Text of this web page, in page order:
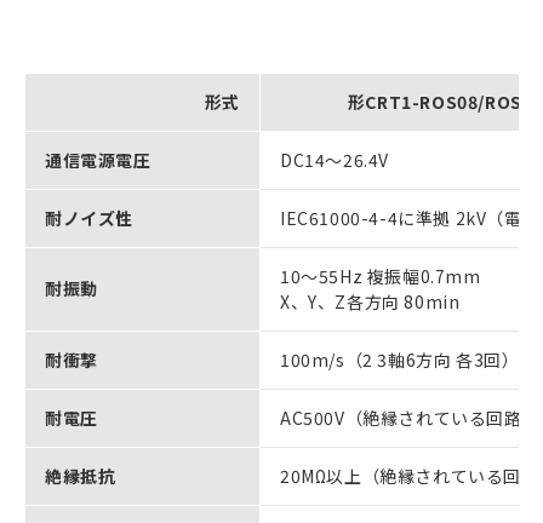
形式 形CRT1-ROS08/ROS16
通信電源電圧 DC14～26.4V
耐ノイズ性 IEC61000-4-4に準拠 2kV（電
耐振動
10～55Hz 複振幅0.7mm
X、Y、Z各方向 80min
耐衝撃 100m/s（2 3軸6方向 各3回）
耐電圧 AC500V（絶縁されている回路
絶縁抵抗 20MΩ以上（絶縁されている回